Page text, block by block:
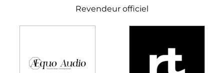
Revendeur officiel